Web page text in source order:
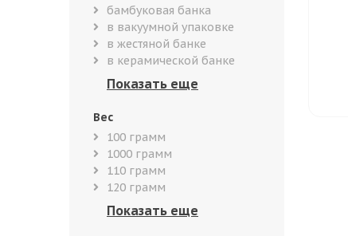
бамбуковая банка
в вакуумной упаковке
в жестяной банке
в керамической банке
Вес
100 грамм
1000 грамм
110 грамм
120 грамм